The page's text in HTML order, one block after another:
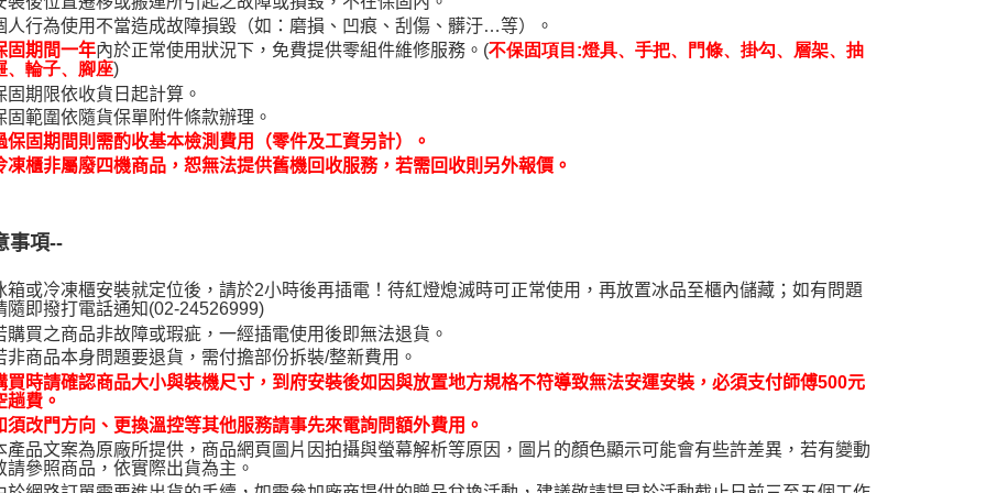
人行為使用不當造成故障損毀（如：磨損、凹痕、刮傷、髒汙…等）。
固期間一年內於正常使用狀況下，免費提供零組件維修服務。(不保固項目:燈具、手把、門條、掛勾、層架、抽
、輪子、腳座)
固期限依收貨日起計算。
固範圍依隨貨保單附件條款辦理。
保固期間則需酌收基本檢測費用（零件及工資另計）。
凍櫃非屬廢四機商品，恕無法提供舊機回收服務，若需回收則另外報價。
事項--
箱或冷凍櫃安裝就定位後，請於2小時後再插電！待紅燈熄滅時可正常使用，再放置冰品至櫃內儲藏；如有問題
隨即撥打電話通知(02-24526999)
購買之商品非故障或瑕疵，一經插電使用後即無法退貨。
非商品本身問題要退貨，需付擔部份拆裝/整新費用。
買時請確認商品大小與裝機尺寸，到府安裝後如因與放置地方規格不符導致無法安運安裝，必須支付師傅500元
趟費。
須改門方向、更換溫控等其他服務請事先來電詢問額外費用。
產品文案為原廠所提供，商品網頁圖片因拍攝與螢幕解析等原因，圖片的顏色顯示可能會有些許差異，若有變動
請參照商品，依實際出貨為主。